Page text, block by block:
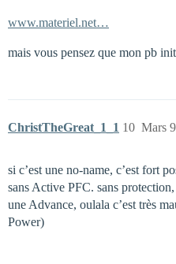
www.materiel.net…
mais vous pensez que mon pb
ChristTheGreat_1_1 Mars
10
si c’est une no-name, c’est fort
sans Active PFC. sans
une Advance, oulala c’est très
Power)